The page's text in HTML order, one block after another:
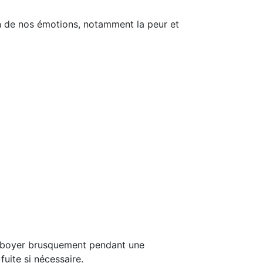
nos émotions, notamment la peur et
brusquement pendant une
si nécessaire.